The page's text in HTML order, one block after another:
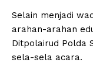
Selain menjadi
arahan-arahan
Ditpolairud Polda
sela-sela acara.